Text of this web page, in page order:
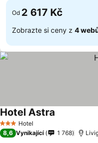
Od 2 617 Kč
Zobrazte si ceny z 4
3 Počet hvězdiček
Hotel
Hotel Astra
8,6 Vynikající 1 768